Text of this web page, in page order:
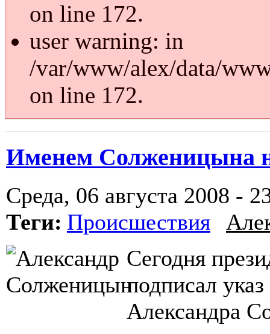
on line 172.
user warning: in
/var/www/alex/data/
on line 172.
Именем Солженицына
Среда, 06 августа 2008 -
Теги: Происшествия
Сегодня
подписал
Александра